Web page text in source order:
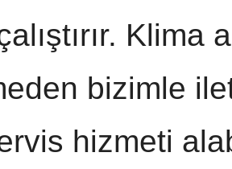
Klima
bizimle
hizmeti